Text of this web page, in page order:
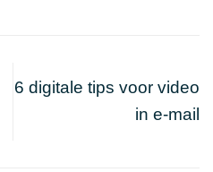
6 digitale tips voor video
in e-mail